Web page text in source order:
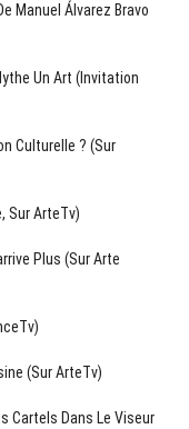
Manuel Álvarez Bravo
Un Art (Invitation
Culturelle ? (sur
Sur ArteTv)
Plus (sur Arte
(sur ArteTv)
Cartels Dans Le Viseur